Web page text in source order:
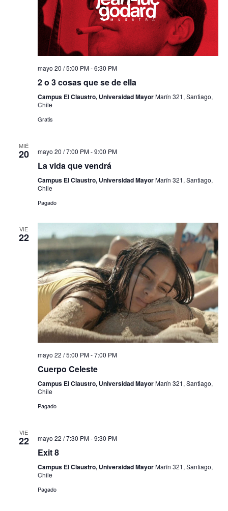
mayo 20 / 5:00 PM-6:30 PM
2 o 3 cosas que se de ella
Campus El Claustro, Universidad MayorMarín 321, Santiago,
Chile
Gratis
MIÉ
20 mayo 20 / 7:00 PM-9:00 PM
La vida que vendrá
Campus El Claustro, Universidad MayorMarín 321, Santiago,
Chile
Pagado
VIE
22
mayo 22 / 5:00 PM-7:00 PM
Cuerpo Celeste
Campus El Claustro, Universidad MayorMarín 321, Santiago,
Chile
Pagado
VIE
22 mayo 22 / 7:30 PM-9:30 PM
Exit 8
Campus El Claustro, Universidad MayorMarín 321, Santiago,
Chile
Pagado